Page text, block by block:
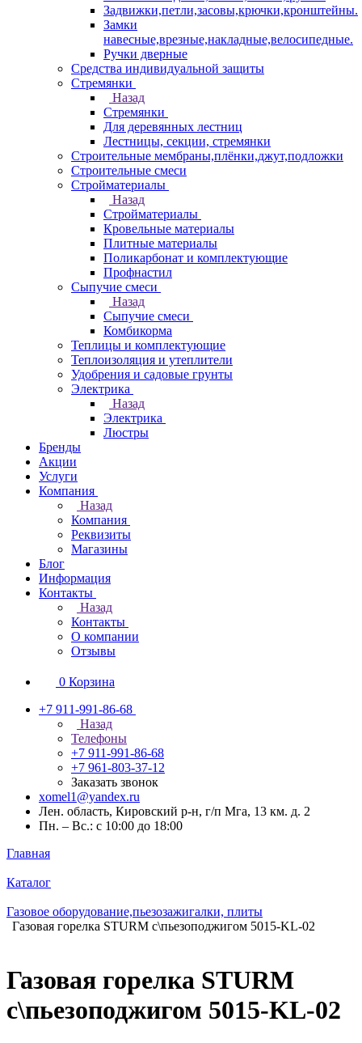
Задвижки,петли,засовы,крючки,кронштейны.
Замки
навесные,врезные,накладные,велосипедные.
Ручки дверные
Средства индивидуальной защиты
Стремянки
Назад
Стремянки
Для деревянных лестниц
Лестницы, секции, стремянки
Строительные мембраны,плёнки,джут,подложки
Строительные смеси
Стройматериалы
Назад
Стройматериалы
Кровельные материалы
Плитные материалы
Поликарбонат и комплектующие
Профнастил
Сыпучие смеси
Назад
Сыпучие смеси
Комбикорма
Теплицы и комплектующие
Теплоизоляция и утеплители
Удобрения и садовые грунты
Электрика
Назад
Электрика
Люстры
Бренды
Акции
Услуги
Компания
Назад
Компания
Реквизиты
Магазины
Блог
Информация
Контакты
Назад
Контакты
О компании
Отзывы
0 Корзина
+7 911-991-86-68
Назад
Телефоны
+7 911-991-86-68
+7 961-803-37-12
Заказать звонок
xomel1@yandex.ru
Лен. область, Кировский р-н, г/п Мга, 13 км. д. 2
Пн. – Вс.: с 10:00 до 18:00
Главная
Каталог
Газовое оборудование,пьезозажигалки, плиты
Газовая горелка STURM с\пьезоподжигом 5015-KL-02
Газовая горелка STURM
с\пьезоподжигом 5015-KL-02